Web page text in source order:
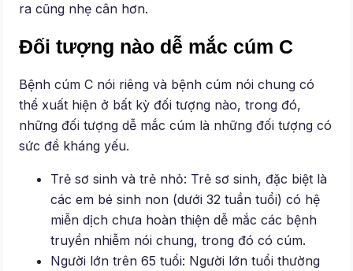
ra cũng nhẹ cân hơn.
Đối tượng nào dễ mắc cúm C
Bệnh cúm C nói riêng và bệnh cúm nói chung có
thể xuất hiện ở bất kỳ đối tượng nào, trong đó,
những đối tượng dễ mắc cúm là những đối tượng có
sức đề kháng yếu.
Trẻ sơ sinh và trẻ nhỏ: Trẻ sơ sinh, đặc biệt là
các em bé sinh non (dưới 32 tuần tuổi) có hệ
miễn dịch chưa hoàn thiện dễ mắc các bệnh
truyền nhiễm nói chung, trong đó có cúm.
Người lớn trên 65 tuổi: Người lớn tuổi thường